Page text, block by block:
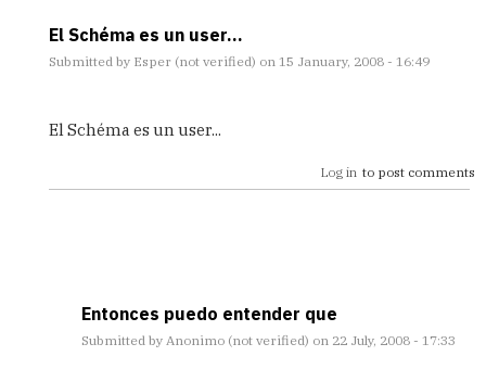
El Schéma es un user...
Submitted by Esper (not verified) on 15 January, 2008 - 16:49
reply
or
El Schéma es un user...
Log in to post comments
Entonces puedo entender que
Submitted by Anonimo (not verified) on 22 July, 2008 - 17:33